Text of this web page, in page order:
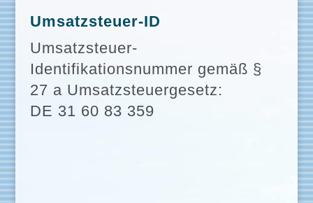
Umsatzsteuer-ID
Umsatzsteuer-
Identifikationsnummer gemäß §
27 a Umsatzsteuergesetz:
DE 31 60 83 359